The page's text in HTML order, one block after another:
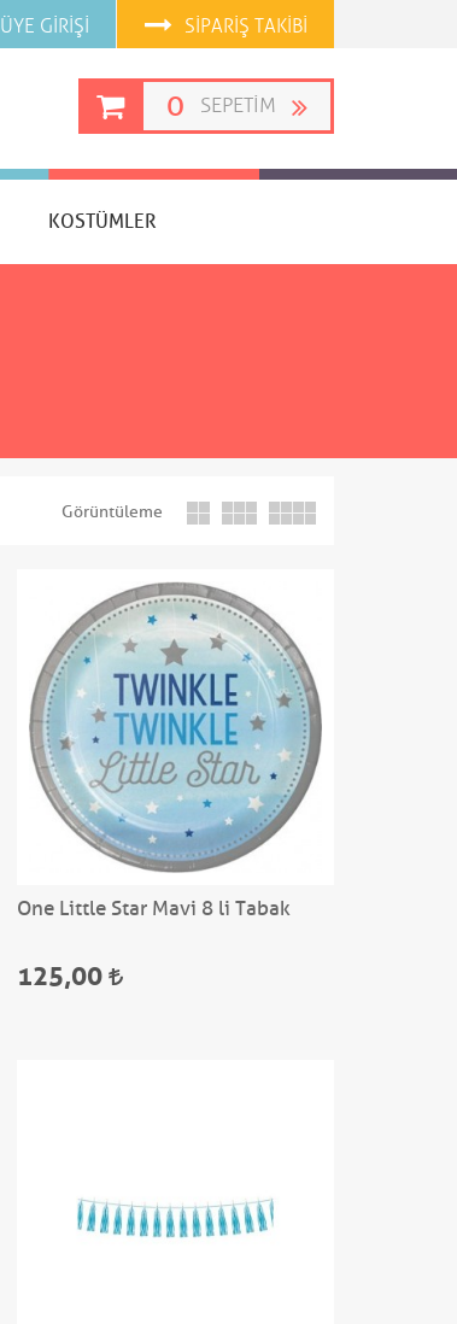
SIPARIŞ TAKIBI
ÜYE GIRIŞI
0 SEPETIM
KOSTÜMLER
Görüntüleme
One Little Star Mavi 8 li Tabak
125,00